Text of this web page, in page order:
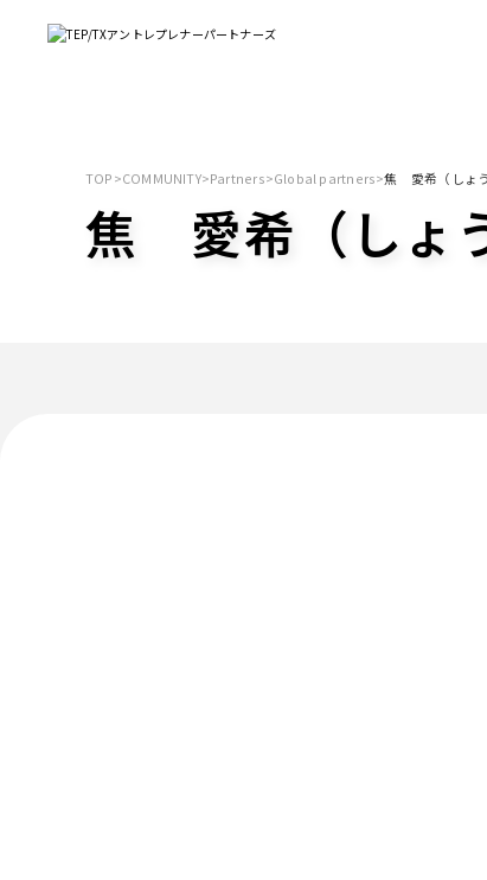
TOP >COMMUNITY>Partners>Global partners>焦 愛希（しょ
焦 愛希（しょ